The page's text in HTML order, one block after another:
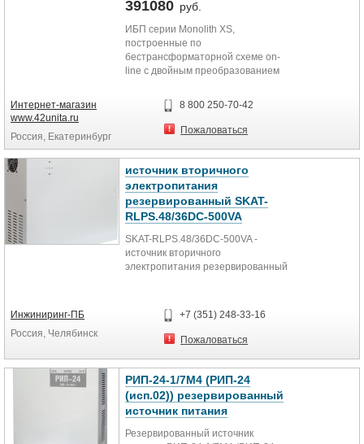
391080 руб.
ИБП серии Monolith XS,
построенные по
бестрансформаторной схеме on-
line с двойным преобразованием
вход и 3-фазный выход,
применяются для защиты
серверных комнат, небольших
том числе, 3-фазной, требующей
максимальной надежности
электропитания
Интернет-магазин
www.42unita.ru
Россия, Екатеринбург
8 800 250-70-42
Пожаловаться
источник вторичного
электропитания
резервированный SKAT-
RLPS.48/36DC-500VA
SKAT-RLPS.48/36DC-500VA -
источник вторичного
электропитания резервированный
- питание нагрузки
стабилизированным напряжением
постоянного тока;
АКБ при пропадании или снижении
напряжения электрической сети;
- оптимальный заряд
аккумуляторной батареи;
- защита АКБ от глубокого разряда;
Инжиниринг-ПБ
Россия, Челябинск
+7 (351) 248-33-16
Пожаловаться
РИП-24-1/7М4 (РИП-24
(исп.02)) резервированный
источник питания
Резервированный источник